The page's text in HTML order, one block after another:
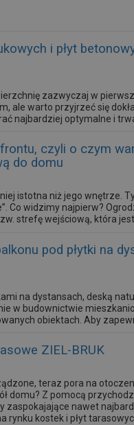
i płyt
zazwyczaj w
ale warto przyjrzeć się
najbardziej optymalne i
czyli o czym
do domu
istotna niż jego wnętrze.
Co widzimy najpierw?
strefę wejściową, która
pod płytki na
na dystansach, deską
w budownictwie
obiektach. Aby
ZIEL-BRUK
teraz pora na
domu? Z pomocą
zaspokajające nawet
rynku kostek i płyt